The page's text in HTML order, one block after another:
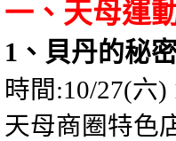
一、天母運
1、貝丹的秘
時間:10/27(六
天母商圈特色